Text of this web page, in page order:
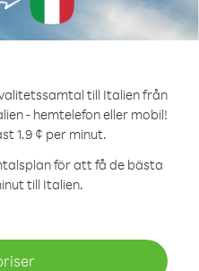
till Italien från
- hemtelefon eller mobil!
1.9 ¢ per minut.
för att få de bästa
till Italien.